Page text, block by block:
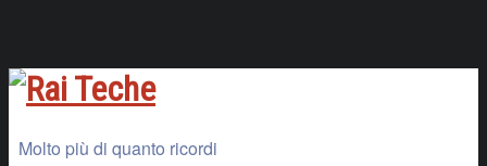
Molto più di quanto ricordi